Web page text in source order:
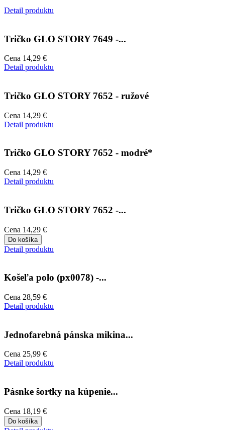
Detail produktu
Tričko GLO STORY 7649 -...
Cena 14,29 €
Detail produktu
Tričko GLO STORY 7652 - ružové
Cena 14,29 €
Detail produktu
Tričko GLO STORY 7652 - modré*
Cena 14,29 €
Detail produktu
Tričko GLO STORY 7652 -...
Cena 14,29 €
Do košíka
Detail produktu
Košeľa polo (px0078) -...
Cena 28,59 €
Detail produktu
Jednofarebná pánska mikina...
Cena 25,99 €
Detail produktu
Pásnke šortky na kúpenie...
Cena 18,19 €
Do košíka